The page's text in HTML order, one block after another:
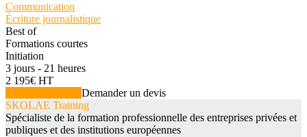
Communication
Écriture journalistique
Best of
Formations courtes
Initiation
3 jours - 21 heures
2 195€ HT
Demander un devis
SKOLAE Training
Spécialiste de la formation professionnelle des entreprises privées et
publiques et des institutions européennes